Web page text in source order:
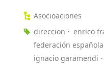
Asocioaciones
direccion
enrico
federación
ignacio garamendi